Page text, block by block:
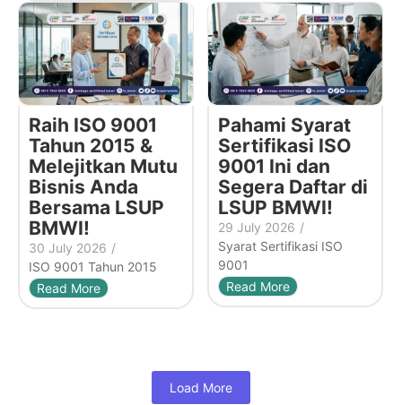
Raih ISO 9001
Tahun 2015 &
Melejitkan Mutu
Bisnis Anda
Bersama LSUP
BMWI!
30 July 2026 /
ISO 9001 Tahun 2015
Read More
Pahami Syarat
Sertifikasi ISO
9001 Ini dan
Segera Daftar di
LSUP BMWI!
29 July 2026 /
Syarat Sertifikasi ISO
9001
Read More
Load More